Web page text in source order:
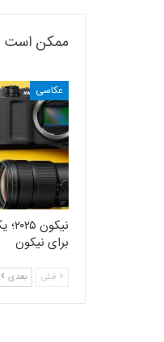
ممکن است
عکاسی
برای نیکون
قبلی بعدی